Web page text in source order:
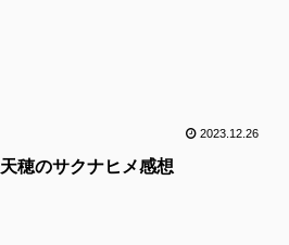
2023.12.26
天穂のサクナヒメ感想